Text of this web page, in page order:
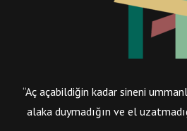
“Aç açabildiğin kadar sineni
alaka duymadığın ve el